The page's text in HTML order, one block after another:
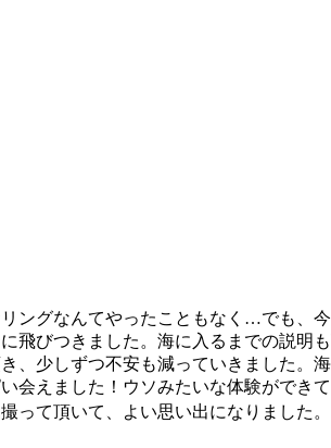
ングなんてやったこともなく…でも、
飛びつきました。海に入るまでの説
、少しずつ不安も減っていきました。
会えました！ウソみたいな体験がで
って頂いて、よい思い出になりました